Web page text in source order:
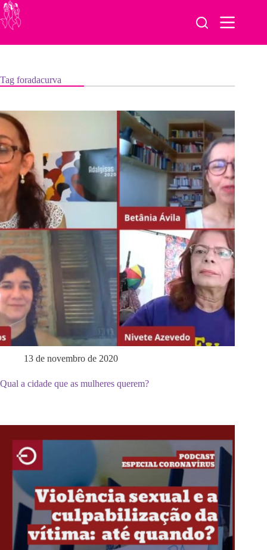
Pular
para
o
Tag foradacurva
13 de novembro de 2020
Qual a cidade que as mulheres querem?